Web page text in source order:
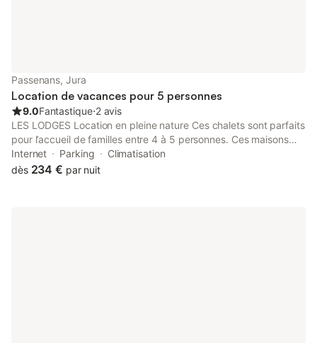
Passenans, Jura
Location de vacances pour 5 personnes
9.0Fantastique⋅2 avis
LES LODGES Location en pleine nature Ces chalets sont parfaits
pour l’accueil de familles entre 4 à 5 personnes. Ces maisons
disposent de 2 chambres avec leur propre salle de bain et WC
pouvant accueillir au total jusqu’à 5 personnes reliées par un
Internet Parking
Climatisation
dès 234 € par nuit